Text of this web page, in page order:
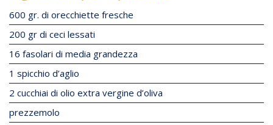
600 gr. di orecchiette fresche
200 gr di ceci lessati
16 fasolari di media grandezza
1 spicchio d’aglio
2 cucchiai di olio extra vergine d’oliva
prezzemolo